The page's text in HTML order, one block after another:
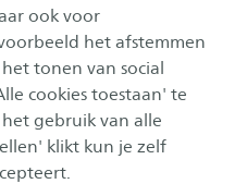
ook voor
het afstemmen
tonen van social
cookies toestaan' te
gebruik van alle
klikt kun je zelf